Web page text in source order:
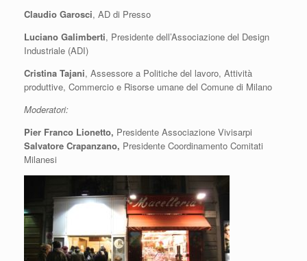
Claudio Garosci, AD di Presso
Luciano Galimberti, Presidente dell’Associazione del Design
Industriale (ADI)
Cristina Tajani, Assessore a Politiche del lavoro, Attività
produttive, Commercio e Risorse umane del Comune di Milano
Moderatori:
Pier Franco Lionetto, Presidente Associazione Vivisarpi
Salvatore Crapanzano, Presidente Coordinamento Comitati
Milanesi